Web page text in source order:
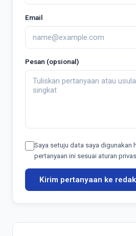
Email
Pesan (opsional)
Saya setuju data saya digunakan
pertanyaan ini sesuai aturan
Kirim pertanyaan ke